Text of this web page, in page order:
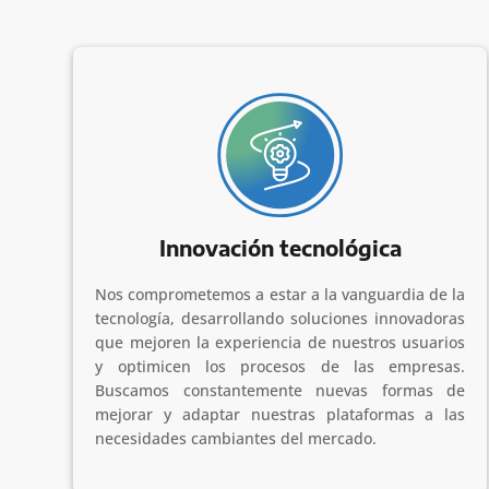
Innovación tecnológica
Nos comprometemos a estar a la vanguardia de la
tecnología, desarrollando soluciones innovadoras
que mejoren la experiencia de nuestros usuarios
y optimicen los procesos de las empresas.
Buscamos constantemente nuevas formas de
mejorar y adaptar nuestras plataformas a las
necesidades cambiantes del mercado.